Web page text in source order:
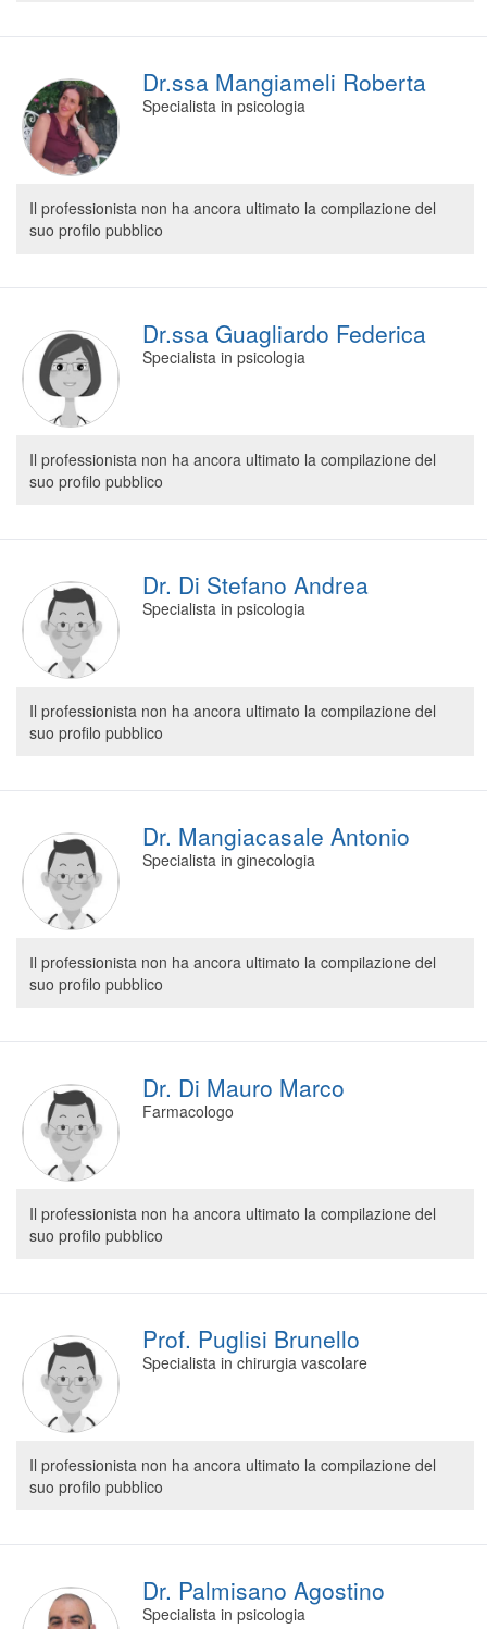
Dr.ssa Mangiameli Roberta
Specialista in psicologia
Il professionista non ha ancora ultimato la compilazione del
suo profilo pubblico
Dr.ssa Guagliardo Federica
Specialista in psicologia
Il professionista non ha ancora ultimato la compilazione del
suo profilo pubblico
Dr. Di Stefano Andrea
Specialista in psicologia
Il professionista non ha ancora ultimato la compilazione del
suo profilo pubblico
Dr. Mangiacasale Antonio
Specialista in ginecologia
Il professionista non ha ancora ultimato la compilazione del
suo profilo pubblico
Dr. Di Mauro Marco
Farmacologo
Il professionista non ha ancora ultimato la compilazione del
suo profilo pubblico
Prof. Puglisi Brunello
Specialista in chirurgia vascolare
Il professionista non ha ancora ultimato la compilazione del
suo profilo pubblico
Dr. Palmisano Agostino
Specialista in psicologia